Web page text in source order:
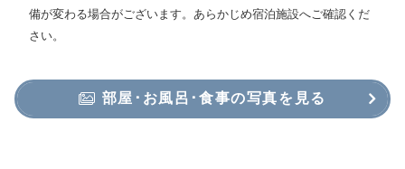
備が変わる場合がございます。あらかじめ宿泊施設へご確認くだ
さい。
部屋･お風呂･食事の写真を見る